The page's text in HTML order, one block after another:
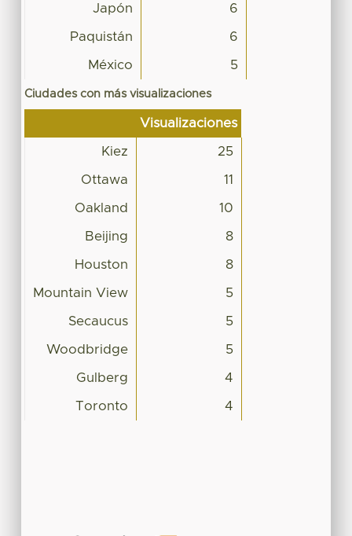
Japón 6
Paquistán 6
México 5
Ciudades con más visualizaciones
Visualizaciones
Kiez 25
Ottawa 11
Oakland 10
Beijing 8
Houston 8
Mountain View 5
Secaucus 5
Woodbridge 5
Gulberg 4
Toronto 4